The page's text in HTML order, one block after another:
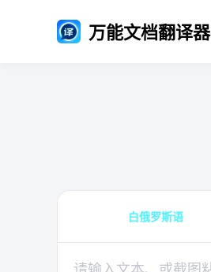
万能文档翻译器
白俄罗斯语